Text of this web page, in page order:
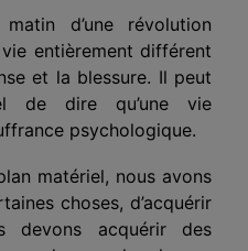
d’une révolution
entièrement différent
et la blessure. Il peut
de dire qu’une vie
psychologique.
matériel, nous avons
choses, d’acquérir
devons acquérir des